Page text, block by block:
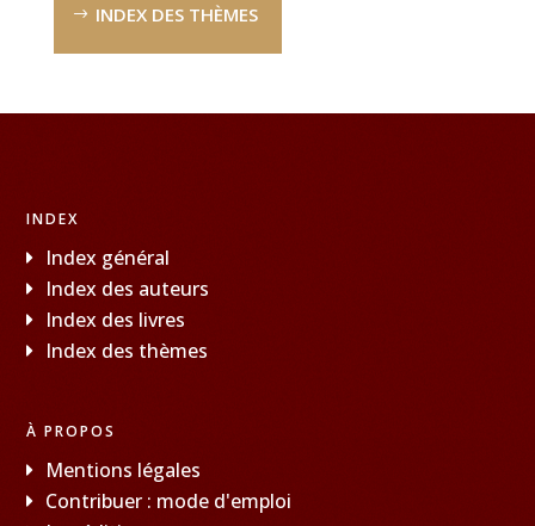
INDEX DES THÈMES
INDEX
Index général
Index des auteurs
Index des livres
Index des thèmes
À PROPOS
Mentions légales
Contribuer : mode d'emploi